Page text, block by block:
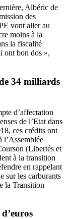
Albéric de
des
vont aller au
moins à la
la fiscalité
ont bon dos »,
34 milliards
d’affectation
de l’Etat dans
ces crédits ont
l’Assemblée
(Libertés et
à la transition
en rappelant
sur les carburants
la Transition